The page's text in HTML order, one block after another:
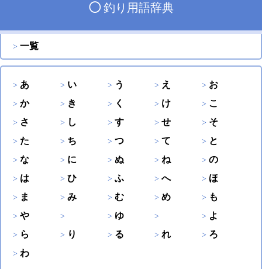
◯釣り用語辞典
一覧
あ い う え
お
か
き く け
こ
さ
し す せ
そ
た
ち つ て
と
な
に ぬ ね
の
は
ひ ふ へ
ほ
ま
み む め
も
や
ゆ
よ
ら
り る れ
ろ
わ